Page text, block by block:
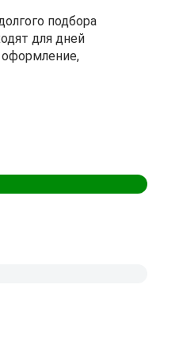
подбора
для дней